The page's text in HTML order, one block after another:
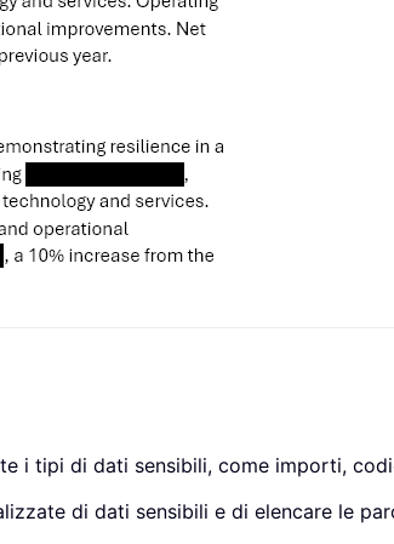
i tipi di dati sensibili, come importi,
di dati sensibili e di elencare le